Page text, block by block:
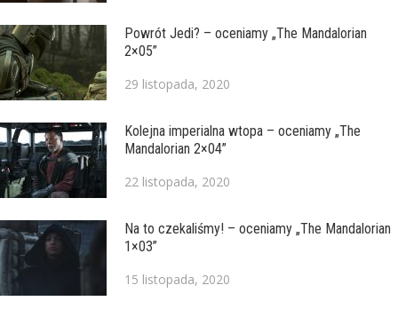
Powrót Jedi? – oceniamy „The Mandalorian
2×05”
29 listopada, 2020
Kolejna imperialna wtopa – oceniamy „The
Mandalorian 2×04”
22 listopada, 2020
Na to czekaliśmy! – oceniamy „The Mandalorian
1×03”
15 listopada, 2020